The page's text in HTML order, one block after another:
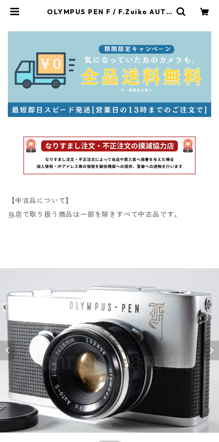
OLYMPUS PEN F / F.Zuiko AUTO
ズ専門店
【中古品について】
当店で取り扱う商品は一部を除きすべて中古品です。